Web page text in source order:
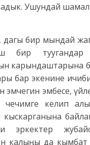
Ушундай
бир мындай
бир туугандар
карындаштарына
бар экенине
эмчегин эмбесе,
чечимге келип
эркектер
калыңы да кымбат